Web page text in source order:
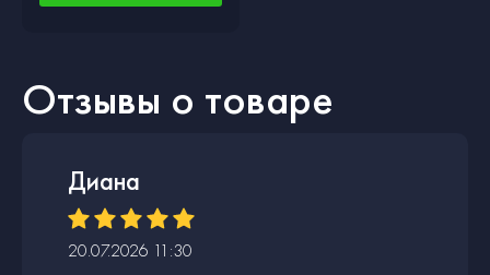
Отзывы о товаре
Диана
20.07.2026 11:30